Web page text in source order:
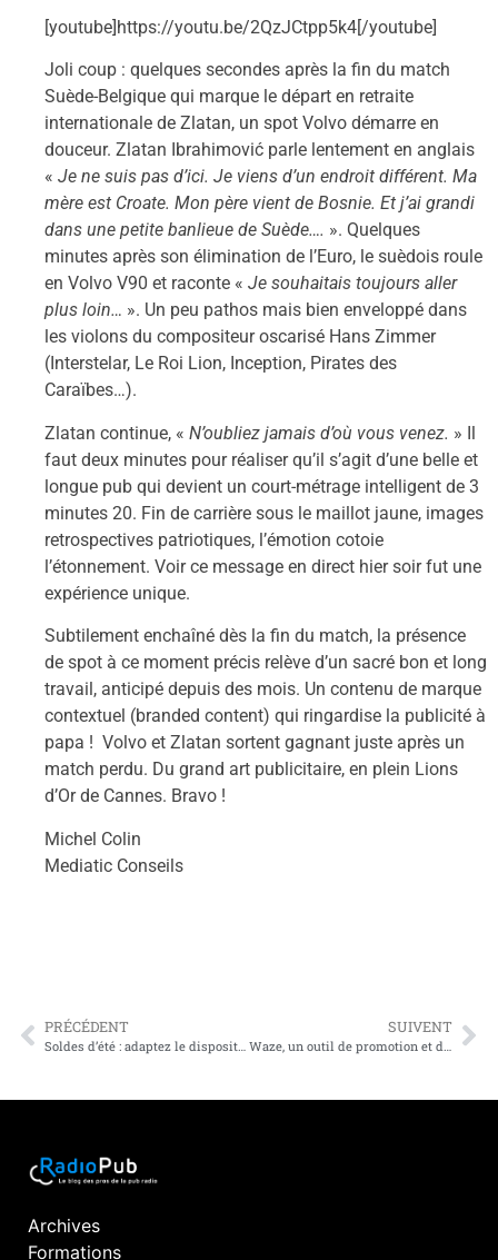
[youtube]https://youtu.be/2QzJCtpp5k4[/youtube]
Joli coup : quelques secondes après la fin du match
Suède-Belgique qui marque le départ en retraite
internationale de Zlatan, un spot Volvo démarre en
douceur. Zlatan Ibrahimović parle lentement en anglais
« Je ne suis pas d’ici. Je viens d’un endroit différent. Ma
mère est Croate. Mon père vient de Bosnie. Et j’ai grandi
dans une petite banlieue de Suède…. ». Quelques
minutes après son élimination de l’Euro, le suèdois roule
en Volvo V90 et raconte « Je souhaitais toujours aller
plus loin… ». Un peu pathos mais bien enveloppé dans
les violons du compositeur oscarisé Hans Zimmer
(Interstelar, Le Roi Lion, Inception, Pirates des
Caraïbes…).
Zlatan continue, « N’oubliez jamais d’où vous venez. » Il
faut deux minutes pour réaliser qu’il s’agit d’une belle et
longue pub qui devient un court-métrage intelligent de 3
minutes 20. Fin de carrière sous le maillot jaune, images
retrospectives patriotiques, l’émotion cotoie
l’étonnement. Voir ce message en direct hier soir fut une
expérience unique.
Subtilement enchaîné dès la fin du match, la présence
de spot à ce moment précis relève d’un sacré bon et long
travail, anticipé depuis des mois. Un contenu de marque
contextuel (branded content) qui ringardise la publicité à
papa ! Volvo et Zlatan sortent gagnant juste après un
match perdu. Du grand art publicitaire, en plein Lions
d’Or de Cannes. Bravo !
Michel Colin
Mediatic Conseils
PRÉCÉDENT SUIVENT
Archives
Formations